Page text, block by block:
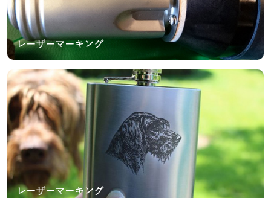
レーザーマーキング
レーザーマーキング